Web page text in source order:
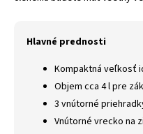
Hlavné prednosti
Kompaktná veľkosť
Objem cca 4 l pre
3 vnútorné
Vnútorné vrecko na